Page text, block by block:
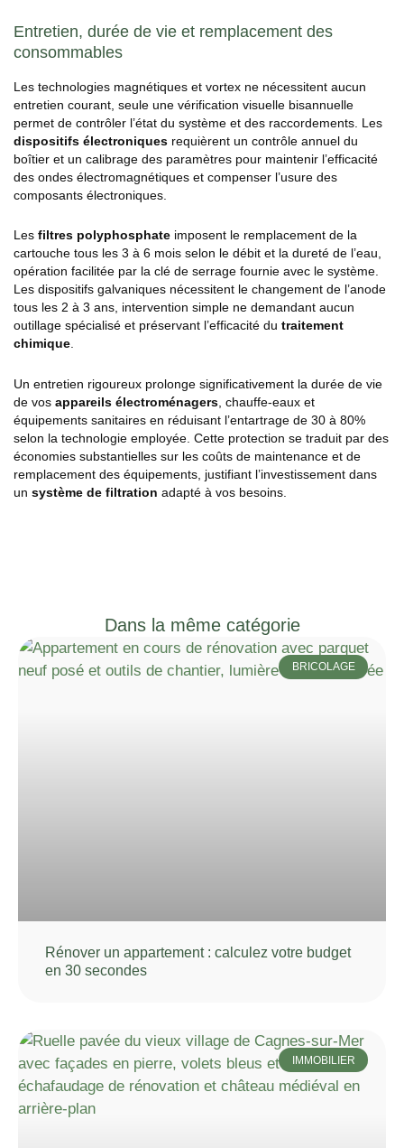
Entretien, durée de vie et remplacement des
consommables
Les technologies magnétiques et vortex ne nécessitent aucun
entretien courant, seule une vérification visuelle bisannuelle
permet de contrôler l’état du système et des raccordements. Les
dispositifs électroniques requièrent un contrôle annuel du
boîtier et un calibrage des paramètres pour maintenir l’efficacité
des ondes électromagnétiques et compenser l’usure des
composants électroniques.
Les filtres polyphosphate imposent le remplacement de la
cartouche tous les 3 à 6 mois selon le débit et la dureté de l’eau,
opération facilitée par la clé de serrage fournie avec le système.
Les dispositifs galvaniques nécessitent le changement de l’anode
tous les 2 à 3 ans, intervention simple ne demandant aucun
outillage spécialisé et préservant l’efficacité du traitement
chimique.
Un entretien rigoureux prolonge significativement la durée de vie
de vos appareils électroménagers , chauffe-eaux et
équipements sanitaires en réduisant l’entartrage de 30 à 80%
selon la technologie employée. Cette protection se traduit par des
économies substantielles sur les coûts de maintenance et de
remplacement des équipements, justifiant l’investissement dans
un système de filtration adapté à vos besoins.
Dans la même catégorie
BRICOLAGE
Rénover un appartement : calculez votre budget
en 30 secondes
IMMOBILIER